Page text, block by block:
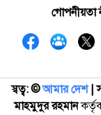
গোপনীয়তা
স্বত্ব: ©️আমার দেশ|
মাহমুদুর রহমান